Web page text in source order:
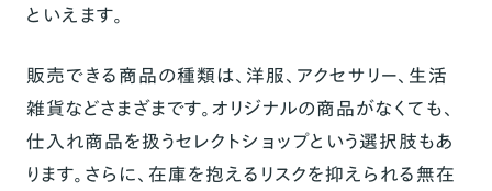
といえます。
販売できる商品の種類は、洋服、アクセサリー、生活
雑貨などさまざまです。オリジナルの商品がなくても、
仕入れ商品を扱うセレクトショップという選択肢もあ
ります。さらに、在庫を抱えるリスクを抑えられる無在